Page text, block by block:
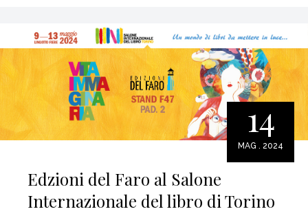
14
MAG . 2024
Edzioni del Faro al Salone
Internazionale del libro di Torino